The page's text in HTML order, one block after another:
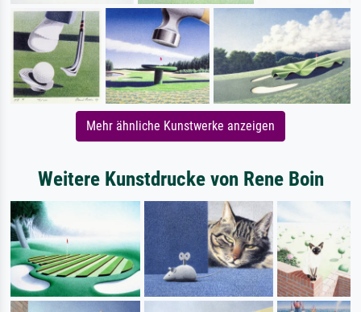
Mehr ähnliche Kunstwerke anzeigen
Weitere Kunstdrucke von Rene Boin